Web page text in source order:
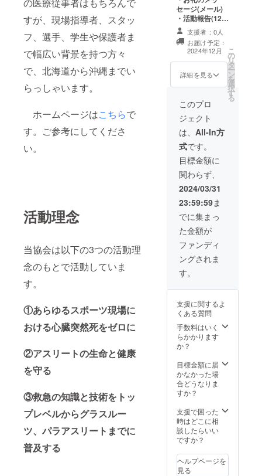
すが、現場指導者、スタッ
フ、選手、学生や保護者ま
で幅広い背景を持つ方々
で、北海道から沖縄までい
らっしゃいます。
ホームページはこちらで
す。ご参考にしてくださ
い。
活動理念
当協会は以下の3つの活動理
念のもとで活動していま
す。
①あらゆるスポーツ現場に
おける心臓突然死をゼロに
②アスリートの生命と健康
を守る
③救急の知識と技術をトッ
プレベルからグラスルー
ツ、パラアスリートまでに
普及する
考欄に「掲載希
望」とご入力く
ださい)
セージ(メール)
・活動報告(12月
までの活動につ
き、およそ毎月
メールにて報告
します) ・当協会
ステッカー1枚
(ロゴなど、
します) ・当協会
のご芳名の掲示
(掲載希望者は備
考欄に「掲載希
望」とご入力く
ださい) ・当協会
での救護活動に
参加(日程や会場
によっては都合
もありますの
で、確定ではあ
りません。参加
の場合は事前に
活動支援や指導
要です。)
支援者：0人
お届け予定：
2024年12月
詳細を見る
こ
の
リ
タ
ー
ン
を
選
択
す
る
このプロ
ジェクト
は、 All-In方
式です。
目標金額に
関わらず、
2024/03/31
23:59:59ま
でに集まっ
た金額が
ファンディ
ングされま
す。
支援に関するよ
くある質問
手数料はいく
らかかります
か？
目標金額に届
かなかった場
合どうなりま
すか？
支援で困った
時はどこに相
談したらいい
ですか？
ヘルプページを
見る